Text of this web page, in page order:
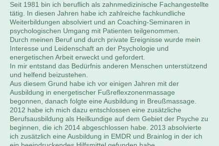
Seit 1981 bin ich beruflich als zahnmedizinische Fachangestellte
tätig. In diesen Jahren habe ich zahlreiche fachkundliche
Weiterbildungen absolviert und an Coaching-Seminaren in
psychologischen Umgang mit Patienten teilgenommen.
Durch meinen Beruf und durch private Ereignisse wurde mein
Interesse und Leidenschaft an der Psychologie und
energetischen Arbeit erweckt und gefordert.
In mir entstand das Bedürfnis anderen Menschen unterstützend
und helfend beizustehen.
Aus diesem Grund habe ich vor einigen Jahren mit der
Ausbildung in energetischer Fußreflexzonenmassage
begonnen, danach folgte eine Ausbildung in Breußmassage.
2012 habe ich mich dazu entschlossen eine zusätzliche
Berufsausbildung als Heilkundige auf dem Gebiet der Psyche zu
beginnen, die ich 2014 abgeschlossen habe. 2013 absolvierte
ich zusätzlich eine Ausbildung in EMDR und Brainlog in der ich